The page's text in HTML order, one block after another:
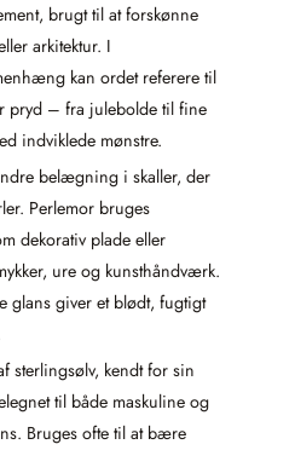
brugt til at forskønne
arkitektur. I
kan ordet referere til
pryd – fra julebolde til fine
indviklede mønstre.
belægning i skaller, der
Perlemor bruges
dekorativ plade eller
ure og kunsthåndværk.
glans giver et blødt, fugtigt
sterlingsølv, kendt for sin
til både maskuline og
Bruges ofte til at bære